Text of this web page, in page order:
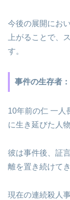
今後の展開にお
上がることで、
す。
事件の生存者
10年前の仁 一人
に生き延びた人物
彼は事件後、証
離を置き続けて
現在の連続殺人